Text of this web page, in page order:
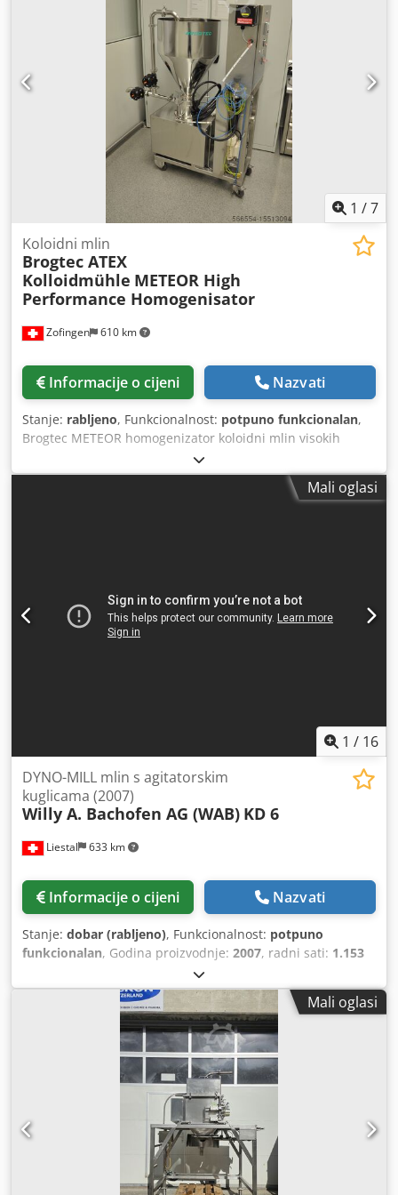
1 /7
Zofingen 610 km
Koloidni mlin
Brogtec ATEX
Kolloidmühle METEOR High
Performance Homogenisator
Informacije o cijeni Nazvati
Stanje: rabljeno, Funkcionalnost: potpuno funkcionalan,
Brogtec METEOR homogenizator koloidni mlin visokih
performansi ATEX Koloidni mlin u farmaceutskoj izvedbi,
mobilan na kolicima od nehrđajućeg čelika. Elektro ormarić
na automobilu sa regulacijom brzine preko frekventnog
homogenizator ATEX Koloidni mlin u farmaceutskoj izvedbi
mobilni na kolicima od nehrđajućeg čelika. Električni
ormarić na kolicima s regulacijom brzine preko
Mali oglasi
1 / 16
Liestal 633 km
DYNO-MILL mlin s agitatorskim
kuglicama (2007)
Willy A. Bachofen AG (WAB) KD 6
Informacije o cijeni Nazvati
Stanje: dobar (rabljeno), Funkcionalnost: potpuno
funkcionalan, Godina proizvodnje: 2007, radni sati: 1.153
, DYNO-MILL KD 6 Mlin s agitatornim kuglicama (2007)
Prodaje se DYNO-MILL KD 6 horizontalni mlin s agitatornim
kuglicama, proizvođača Willy A. Bachofen AG (WAB). Ovaj
premium uređaj švicarske proizvodnje namijenjen je
kontinuiranoj disperziji i mokrom usitnjavanju pumpajućih
proizvoda niske do visoke viskoznosti. Uređaj je proizveden
2007. godine te je razmontiran u potpuno funkcionalnom i
radnom stanju bez poznatih nedostataka. Ističe se
izuzetno malom upotrebom; zabilježeno je samo 1.153
radna sata. Opremljen je visoko otpornim unutrašnjim
cilindrom od silicij karbida (SiSiC) te očvrsnutim diskovima
od nehrđajućeg čelika. Prodaje se kao kompletan paket,
Mali oglasi